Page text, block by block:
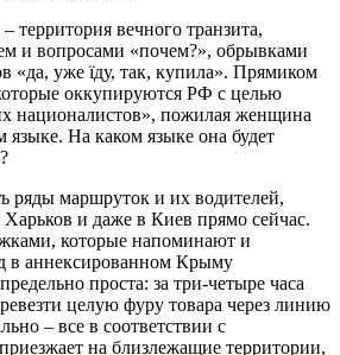
вечного транзита,
и вопросами «почем?», обрывками
«да, уже їду, так, купила». Прямиком
оккупируются РФ с целью
националистов», пожилая женщина
языке. На каком языке она будет
ряды маршруток и их водителей,
и даже в Киев прямо сейчас.
которые напоминают и
в аннексированном Крыму
проста: за три-четыре часа
целую фуру товара через линию
– все в соответствии с
на близлежащие территории,